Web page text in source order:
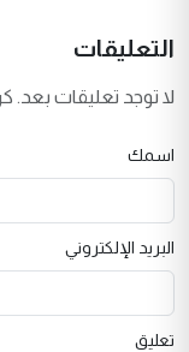
التعليقات
لا توجد تعليقات
اسمك
البريد الإلكتروني
تعليق